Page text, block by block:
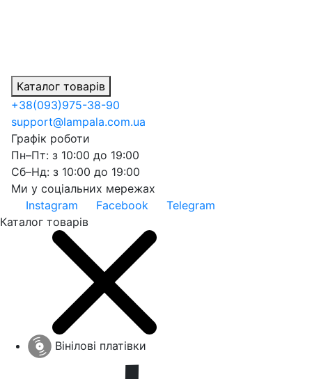
Каталог товарів
+38(093)975-38-90
support@lampala.com.ua
Графік роботи
Пн–Пт: з 10:00 до 19:00
Сб–Нд: з 10:00 до 19:00
Ми у соціальних мережах
Instagram
Facebook
Telegram
Каталог товарів
Вінілові платівки